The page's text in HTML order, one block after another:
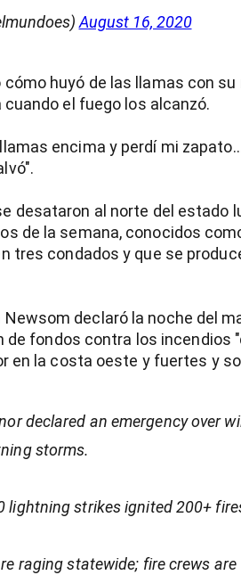
August 16, 2020
cómo huyó de las llamas con
cuando el fuego los alcanzó.
encima y perdí mi
desataron al norte del estado
de la semana, conocidos
tres condados y que se
Newsom declaró la noche del
fondos contra los incendios
en la costa oeste y fuertes y
declared an emergency over
storms.
lightning strikes ignited 200+
raging statewide; fire crews